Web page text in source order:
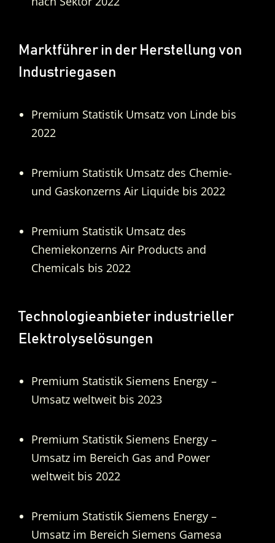
Marktführer in der Herstellung von
Industriegasen
Premium Statistik Umsatz von Linde bis
2022
Premium Statistik Umsatz des Chemie-
und Gaskonzerns Air Liquide bis 2022
Premium Statistik Umsatz des
Chemiekonzerns Air Products and
Chemicals bis 2022
Technologieanbieter industrieller
Elektrolyselösungen
Premium Statistik Siemens Energy –
Umsatz weltweit bis 2023
Premium Statistik Siemens Energy –
Umsatz im Bereich Gas and Power
weltweit bis 2022
Premium Statistik Siemens Energy –
Umsatz im Bereich Siemens Gamesa